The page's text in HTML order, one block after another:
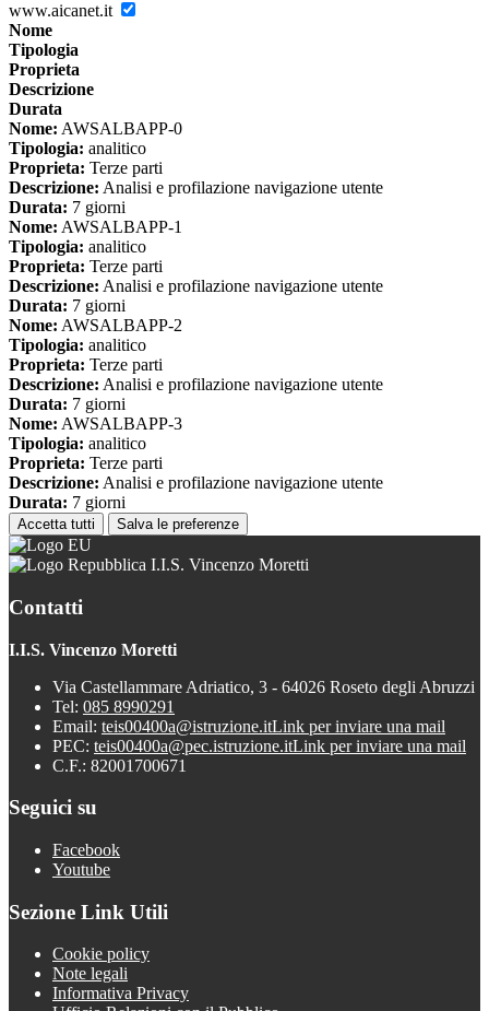
www.aicanet.it
Nome
Tipologia
Proprieta
Descrizione
Durata
Nome: AWSALBAPP-0
Tipologia: analitico
Proprieta: Terze parti
Descrizione: Analisi e profilazione navigazione utente
Durata: 7 giorni
Nome: AWSALBAPP-1
Tipologia: analitico
Proprieta: Terze parti
Descrizione: Analisi e profilazione navigazione utente
Durata: 7 giorni
Nome: AWSALBAPP-2
Tipologia: analitico
Proprieta: Terze parti
Descrizione: Analisi e profilazione navigazione utente
Durata: 7 giorni
Nome: AWSALBAPP-3
Tipologia: analitico
Proprieta: Terze parti
Descrizione: Analisi e profilazione navigazione utente
Durata: 7 giorni
Accetta tutti Salva le preferenze
I.I.S. Vincenzo Moretti
Contatti
I.I.S. Vincenzo Moretti
Via Castellammare Adriatico, 3 - 64026 Roseto degli Abruzzi
Tel: 085 8990291
Email: teis00400a@istruzione.itLink per inviare una mail
PEC: teis00400a@pec.istruzione.itLink per inviare una mail
C.F.: 82001700671
Seguici su
Facebook
Youtube
Sezione Link Utili
Cookie policy
Note legali
Informativa Privacy